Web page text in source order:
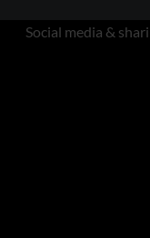
Social media &